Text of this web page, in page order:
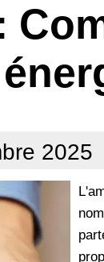
2025